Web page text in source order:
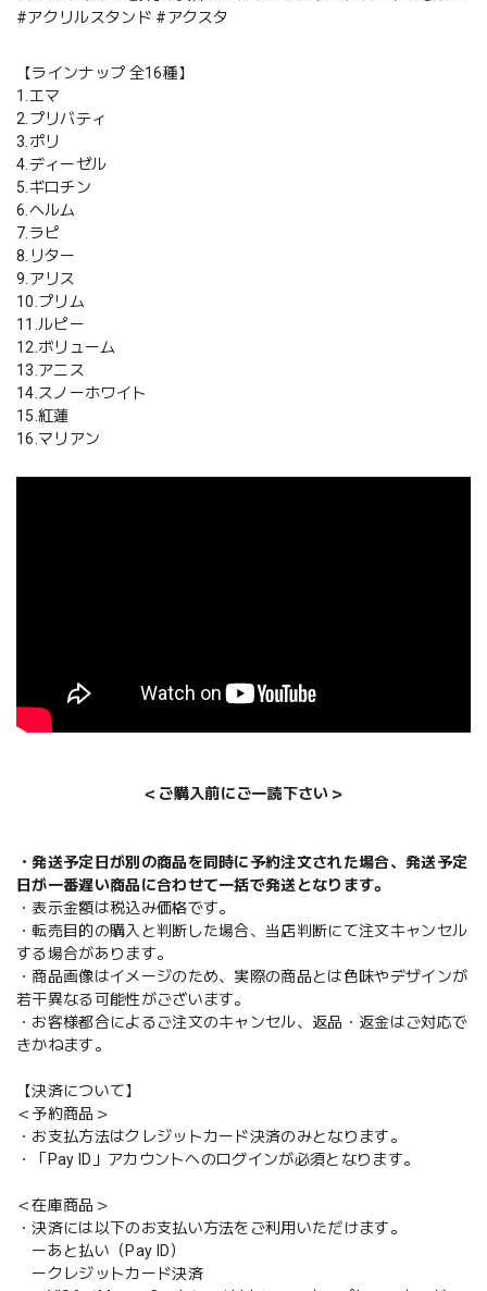
#アクリルスタンド #アクスタ
【ラインナップ 全16種】
1.エマ
2.プリバティ
3.ポリ
4.ディーゼル
5.ギロチン
6.ヘルム
7.ラピ
8.リター
9.アリス
10.プリム
11.ルピー
12.ボリューム
13.アニス
14.スノーホワイト
15.紅蓮
16.マリアン
＜ご購入前にご一読下さい＞
・発送予定日が別の商品を同時に予約注文された場合、発送予定
日が一番遅い商品に合わせて一括で発送となります。
・表示金額は税込み価格です。
・転売目的の購入と判断した場合、当店判断にて注文キャンセル
する場合があります。
・商品画像はイメージのため、実際の商品とは色味やデザインが
若干異なる可能性がございます。
・お客様都合によるご注文のキャンセル、返品・返金はご対応で
きかねます。
【決済について】
＜予約商品＞
・お支払方法はクレジットカード決済のみとなります。
・「Pay ID」アカウントへのログインが必須となります。
＜在庫商品＞
・決済には以下のお支払い方法をご利用いただけます。
ーあと払い（Pay ID）
ークレジットカード決済